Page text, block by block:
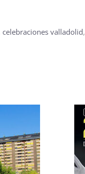
celebraciones valladolid,